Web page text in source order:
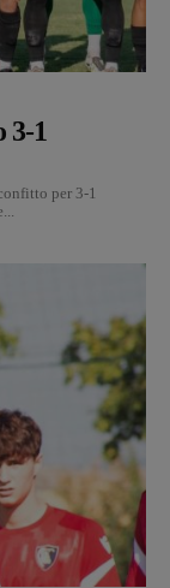
3-1
per 3-1